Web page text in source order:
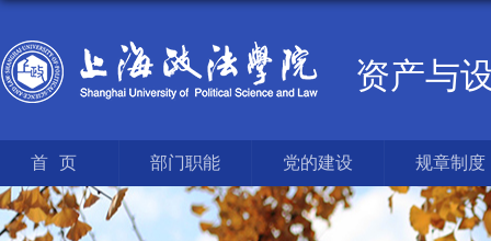
资产与
首页 部门职能 党的建设 规章制度